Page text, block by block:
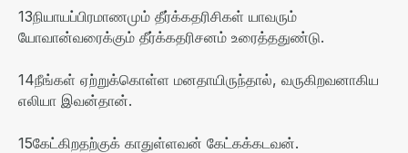
13நியாயப்பிரமாணமும் தீர்க்கதரிசிகள் யாவரும்
யோவான்வரைக்கும் தீர்க்கதரிசனம் உரைத்ததுண்டு.
14நீங்கள் ஏற்றுக்கொள்ள மனதாயிருந்தால், வருகிறவனாகிய
எலியா இவன்தான்.
15கேட்கிறதற்குக் காதுள்ளவன் கேட்கக்கடவன்.